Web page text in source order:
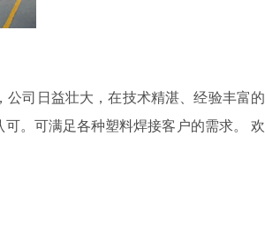
司日益壮大，在技术精湛、经验丰富的
。
可满足各种塑料焊接客户的需求。
欢